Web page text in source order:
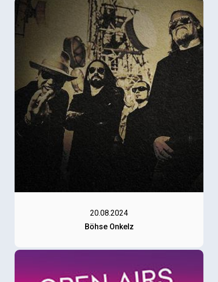
20.08.2024
Böhse Onkelz